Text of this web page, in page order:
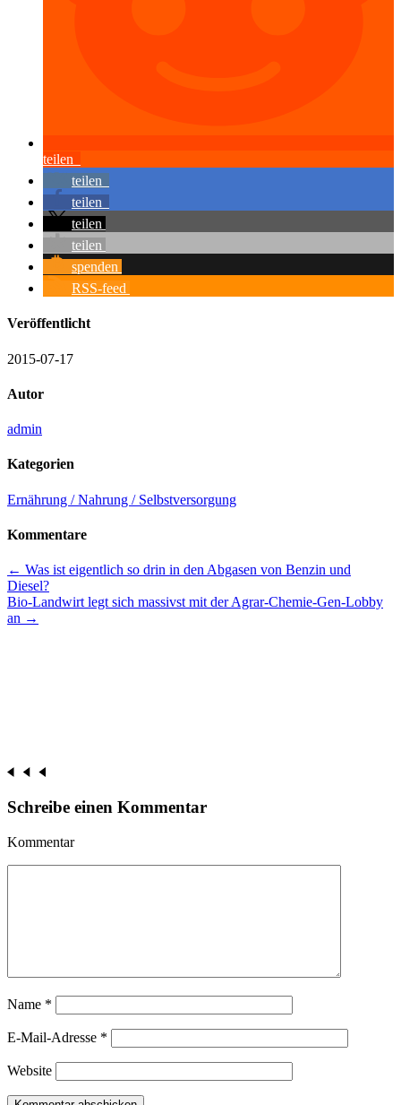
teilen
teilen
teilen
teilen
teilen
spenden
RSS-feed
Veröffentlicht
2015-07-17
Autor
admin
Kategorien
Ernährung / Nahrung / Selbstversorgung
Kommentare
Beitrags-
Navigation
← Was ist eigentlich so drin in den Abgasen von Benzin und
Diesel?
Bio-Landwirt legt sich massivst mit der Agrar-Chemie-Gen-Lobby
an →
Schreibe einen Kommentar
Kommentar
Name *
E-Mail-Adresse *
Website